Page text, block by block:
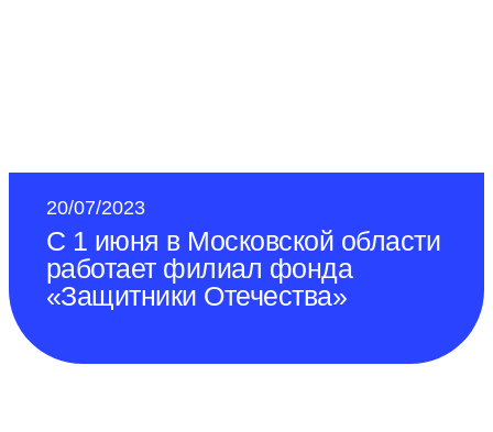
20/07/2023
С 1 июня в Московской области
работает филиал фонда
«Защитники Отечества»